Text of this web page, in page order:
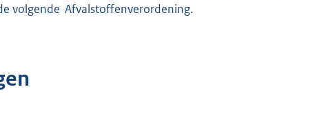
volgende Afvalstoffenverordening.